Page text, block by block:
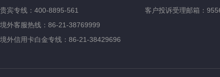
贵宾专线：400-8895-561
境外客服热线：86-21-38769999
境外信用卡白金专线：86-21-38429696
客户投诉受理邮箱：